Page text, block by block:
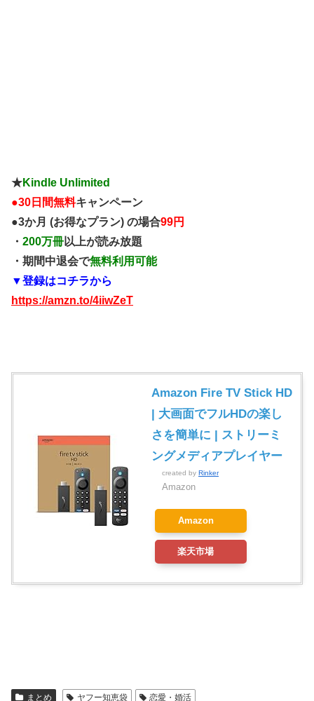
★Kindle Unlimited
●30日間無料キャンペーン
●3か月 (お得なプラン) の場合99円
・ 200万冊以上が読み放題
・期間中退会で無料利用可能
▼登録はコチラから
https://amzn.to/4iiwZeT
Amazon Fire TV Stick HD
| 大画面でフルHDの楽し
さを簡単に | ストリーミ
ングメディアプレイヤー
created by Rinker
Amazon
Amazon
楽天市場
まとめ ヤフー知恵袋 恋愛・婚活